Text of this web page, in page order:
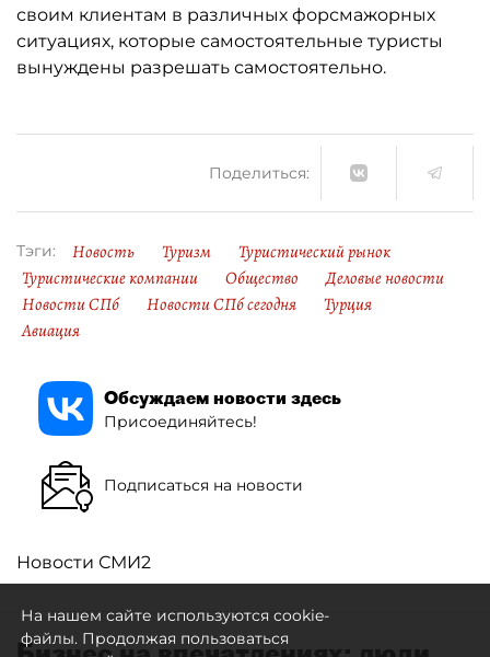
своим клиентам в различных форсмажорных
ситуациях, которые самостоятельные туристы
вынуждены разрешать самостоятельно.
Поделиться:
Тэги: Новость Туризм
Туристический рынок
Туристические компании
Общество
Деловые новости
Новости СПб
Новости СПб сегодня
Турция
Авиация
Обсуждаем новости здесь
Присоединяйтесь!
Подписаться на новости
Новости СМИ2
На нашем сайте используются cookie-
файлы. Продолжая пользоваться